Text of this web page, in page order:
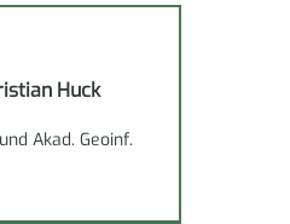
Huck
Akad. Geoinf.